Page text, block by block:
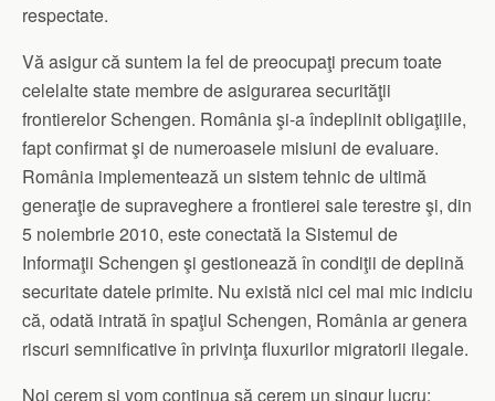
respectate.
Vă asigur că suntem la fel de preocupaţi precum toate
celelalte state membre de asigurarea securităţii
frontierelor Schengen. România şi-a îndeplinit obligaţiile,
fapt confirmat şi de numeroasele misiuni de evaluare.
România implementează un sistem tehnic de ultimă
generaţie de supraveghere a frontierei sale terestre şi, din
5 noiembrie 2010, este conectată la Sistemul de
Informaţii Schengen şi gestionează în condiţii de deplină
securitate datele primite. Nu există nici cel mai mic indiciu
că, odată intrată în spaţiul Schengen, România ar genera
riscuri semnificative în privinţa fluxurilor migratorii ilegale.
Noi cerem şi vom continua să cerem un singur lucru: